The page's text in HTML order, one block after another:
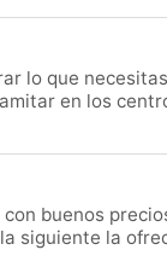
lo que
en los
buenos
siguiente la